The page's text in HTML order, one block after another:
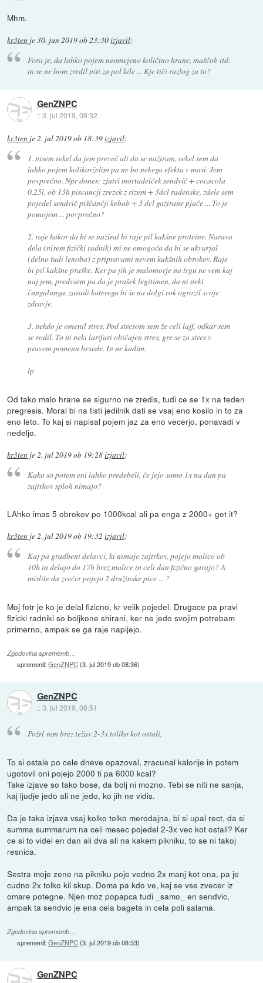
Mhm.
kr3ten je30. jun 2019 ob 23:30izjavil:
Fora je, da lahko pojem neomejeno količino hrane, maščob itd.
in se ne bom zredil niti za pol kile ... Kje tiči razlog za to?
GenZNPC
::3. jul 2019, 08:32
kr3ten je2. jul 2019 ob 18:39izjavil:
1. nisem rekel da jem preveč ali da se nažiram, rekel sem da
lahko pojem kolikorželim pa ne bo nekega efekta v masi. Jem
povprečno. Npr dones: zjutri mortadelček sendvič + cocacola
0,25l, ob 13h piscancji zrezek z rizem + 3dcl radenske, zdele sem
pojedel sendvič piščančji kebab + 3 dcl gazirane pjače ... To je
pomojem ... povprečno?
2. raje kakor da bi se nažiral bi raje pil kakšne proteine. Narava
dela (nisem fizički radnik) mi ne omogoča da bi se ukvarjal
(delno tudi lenoba) z pripravami nevem kakšnih obrokov. Raje
bi pil kakšne praške. Ker pa jih je malomorje na trgu ne vem kaj
naj jem, predvsem pa da je prašek legitimen, da ni neki
čungalunga, zaradi katerega bi še na dolgi rok ogrozil svoje
zdravje.
3. nekdo je omenil stres. Pod stresom sem že celi lajf, odkar sem
se rodil. To ni neki larifari običajen stres, gre se za stres v
pravem pomenu besede. In ne kadim.
lp
Od tako malo hrane se sigurno ne zredis, tudi ce se 1x na teden
pregresis. Moral bi na tisti jedilnik dati se vsaj eno kosilo in to za
eno leto. To kaj si napisal pojem jaz za eno vecerjo, ponavadi v
nedeljo.
kr3ten je2. jul 2019 ob 19:28izjavil:
Kako so potem eni lahko predebeli, če jejo samo 1x na dan pa
zajtrkov sploh nimajo?
LAhko imas 5 obrokov po 1000kcal ali pa enga z 2000+ get it?
kr3ten je2. jul 2019 ob 19:32 izjavil:
Kaj pa gradbeni delavci, ki nimajo zajtrkov, pojejo malico ob
10h in delajo do 17h brez malice in celi dan fizično garajo? A
mislite da zvečer pojejo 2 družinske pice ... ?
Moj fotr je ko je delal fizicno, kr velik pojedel. Drugace pa pravi
fizicki radniki so boljkone shirani, ker ne jedo svojim potrebam
primerno, ampak se ga raje napijejo.
Zgodovina sprememb…
spremenil:GenZNPC(3. jul 2019 ob 08:36)
GenZNPC
::3. jul 2019, 08:51
Požrl sem brez težav 2-3x toliko kot ostali,
To si ostale po cele dneve opazoval, zracunal kalorije in potem
ugotovil oni pojejo 2000 ti pa 6000 kcal?
Take izjave so tako bose, da bolj ni mozno. Tebi se niti ne sanja,
kaj ljudje jedo ali ne jedo, ko jih ne vidis.
Da je taka izjava vsaj kolko tolko merodajna, bi si upal rect, da si
summa summarum na celi mesec pojedel 2-3x vec kot ostali? Ker
ce si to videl en dan ali dva ali na kakem pikniku, to se ni takoj
resnica.
Sestra moje zene na pikniku poje vedno 2x manj kot ona, pa je
cudno 2x tolko kil skup. Doma pa kdo ve, kaj se vse zvecer iz
omare potegne. Njen moz popapca tudi _samo_ en sendvic,
ampak ta sendvic je ena cela bageta in cela poli salama.
Zgodovina sprememb…
spremenil:GenZNPC(3. jul 2019 ob 08:53)
GenZNPC